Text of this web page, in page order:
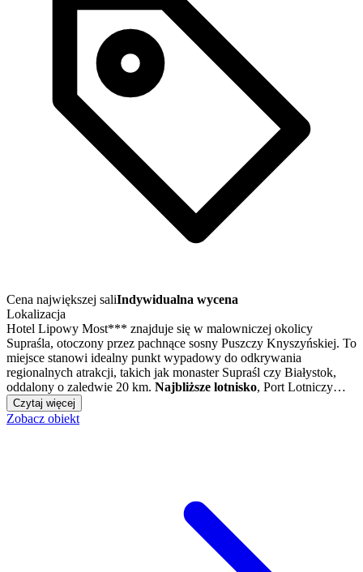
Cena największej saliIndywidualna wycena
Lokalizacja
Hotel Lipowy Most*** znajduje się w malowniczej okolicy
Supraśla, otoczony przez pachnące sosny Puszczy Knyszyńskiej. To
miejsce stanowi idealny punkt wypadowy do odkrywania
regionalnych atrakcji, takich jak monaster Supraśl czy Białystok,
oddalony o zaledwie 20 km. Najbliższe lotnisko, Port Lotniczy…
Czytaj więcej
Zobacz obiekt